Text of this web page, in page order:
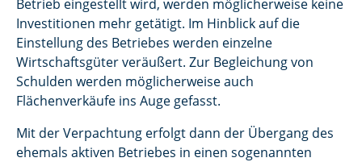
Betrieb eingestellt wird, werden möglicherweise keine
Investitionen mehr getätigt. Im Hinblick auf die
Einstellung des Betriebes werden einzelne
Wirtschaftsgüter veräußert. Zur Begleichung von
Schulden werden möglicherweise auch
Flächenverkäufe ins Auge gefasst.
Mit der Verpachtung erfolgt dann der Übergang des
ehemals aktiven Betriebes in einen sogenannten